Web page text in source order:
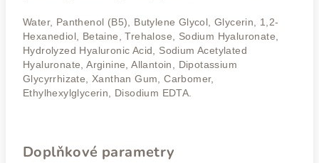
Water, Panthenol (B5), Butylene Glycol, Glycerin, 1,2-
Hexanediol, Betaine, Trehalose, Sodium Hyaluronate,
Hydrolyzed Hyaluronic Acid, Sodium Acetylated
Hyaluronate, Arginine, Allantoin, Dipotassium
Glycyrrhizate, Xanthan Gum, Carbomer,
Ethylhexylglycerin, Disodium EDTA.
Doplňkové parametry